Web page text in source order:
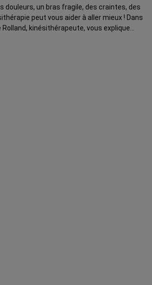
douleurs, un bras fragile, des craintes, des
peut vous aider à aller mieux ! Dans
kinésithérapeute, vous explique